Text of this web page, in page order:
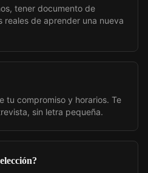
tener documento de
de aprender una nueva
tu compromiso y horarios. Te
sin letra pequeña.